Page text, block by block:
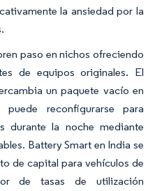
la ansiedad por la
paso en nichos ofreciendo
de equipos originales. El
un paquete vacío en
reconfigurarse para
durante la noche mediante
Battery Smart en India se
de capital para vehículos de
de tasas de utilización